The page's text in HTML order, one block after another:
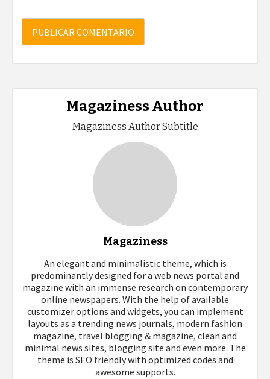
Magaziness Author
Magaziness Author Subtitle
Magaziness
An elegant and minimalistic theme, which is
predominantly designed for a web news portal and
magazine with an immense research on contemporary
online newspapers. With the help of available
customizer options and widgets, you can implement
layouts as a trending news journals, modern fashion
magazine, travel blogging & magazine, clean and
minimal news sites, blogging site and even more. The
theme is SEO friendly with optimized codes and
awesome supports.